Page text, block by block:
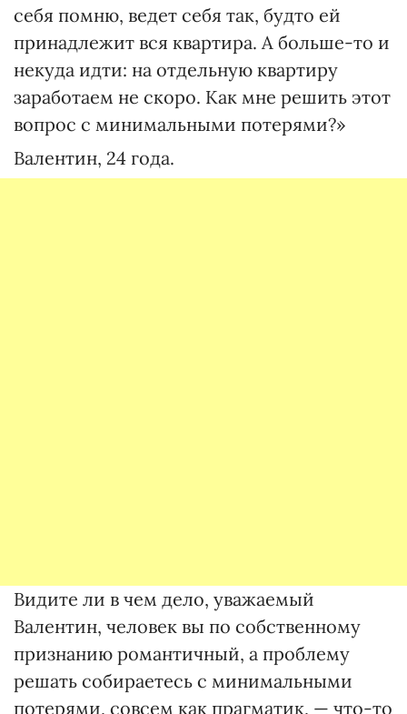
себя помню, ведет себя так, будто ей
принадлежит вся квартира. А больше-то и
некуда идти: на отдельную квартиру
заработаем не скоро. Как мне решить этот
вопрос с минимальными потерями?»
Валентин, 24 года.
Видите ли в чем дело, уважаемый
Валентин, человек вы по собственному
признанию романтичный, а проблему
решать собираетесь с минимальными
потерями, совсем как прагматик, — что-то